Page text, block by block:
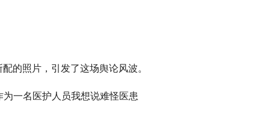
的照片，引发了这场舆论风波。
一名医护人员我想说难怪医患